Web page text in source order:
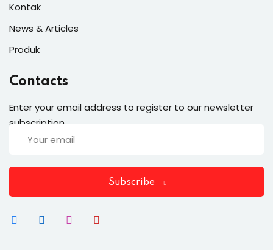
Kontak
News & Articles
Produk
Contacts
Enter your email address to register to our newsletter
subscription
Subscribe